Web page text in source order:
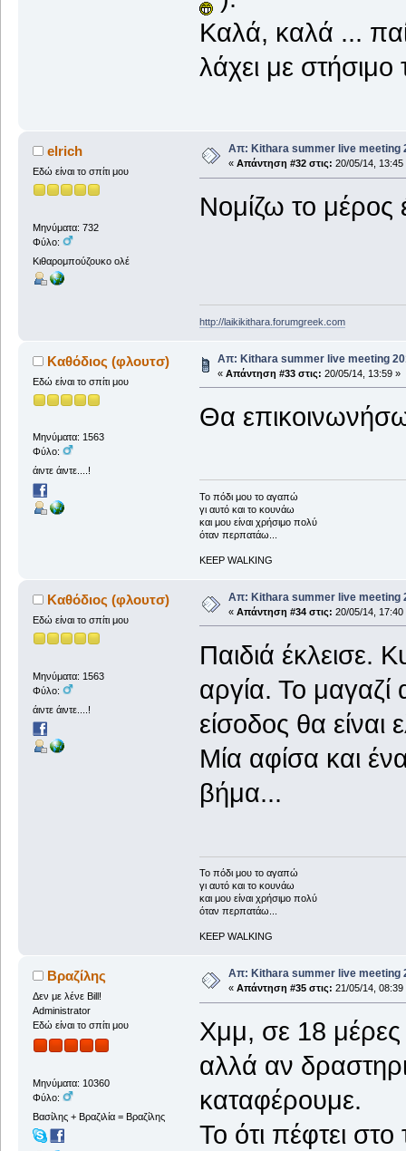
Καλά, καλά ...
λάχει με
elrich
Εδώ είναι το σπίτι μου
Μηνύματα: 732
Φύλο:
Κιθαρομπούζουκο ολέ
Απ: Kithara summer live meeting
« Απάντηση #32 στις: 20/05/14, 13:45
Νομίζω το μέρος
http://laikikithara.forumgreek.com
Καθόδιος (φλουτσ)
Εδώ είναι το σπίτι μου
Μηνύματα: 1563
Φύλο:
άιντε άιντε....!
Απ: Kithara summer live meeting
« Απάντηση #33 στις: 20/05/14, 13:59 »
Θα
To πόδι μου το αγαπώ
γι αυτό και το κουνάω
και μου είναι χρήσιμο πολύ
όταν περπατάω...
KEEP WALKING
Καθόδιος (φλουτσ)
Εδώ είναι το σπίτι μου
Μηνύματα: 1563
Φύλο:
άιντε άιντε....!
Απ: Kithara summer live meeting
« Απάντηση #34 στις: 20/05/14, 17:40
Παιδιά έκλεισε.
αργία. Το μαγαζί
είσοδος θα είναι
Μία αφίσα και
βήμα...
To πόδι μου το αγαπώ
γι αυτό και το κουνάω
και μου είναι χρήσιμο πολύ
όταν περπατάω...
KEEP WALKING
Βραζίλης
Δεν με λένε Bill!
Administrator
Εδώ είναι το σπίτι μου
Μηνύματα: 10360
Φύλο:
Βασίλης + Βραζιλία = Βραζίλης
Απ: Kithara summer live meeting
« Απάντηση #35 στις: 21/05/14, 08:39
Χμμ, σε 18 μέρες
αλλά αν
καταφέρουμε.
Το ότι πέφτει